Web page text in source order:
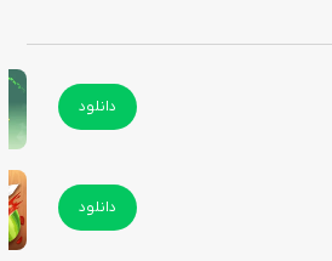
دانلود
دانلود